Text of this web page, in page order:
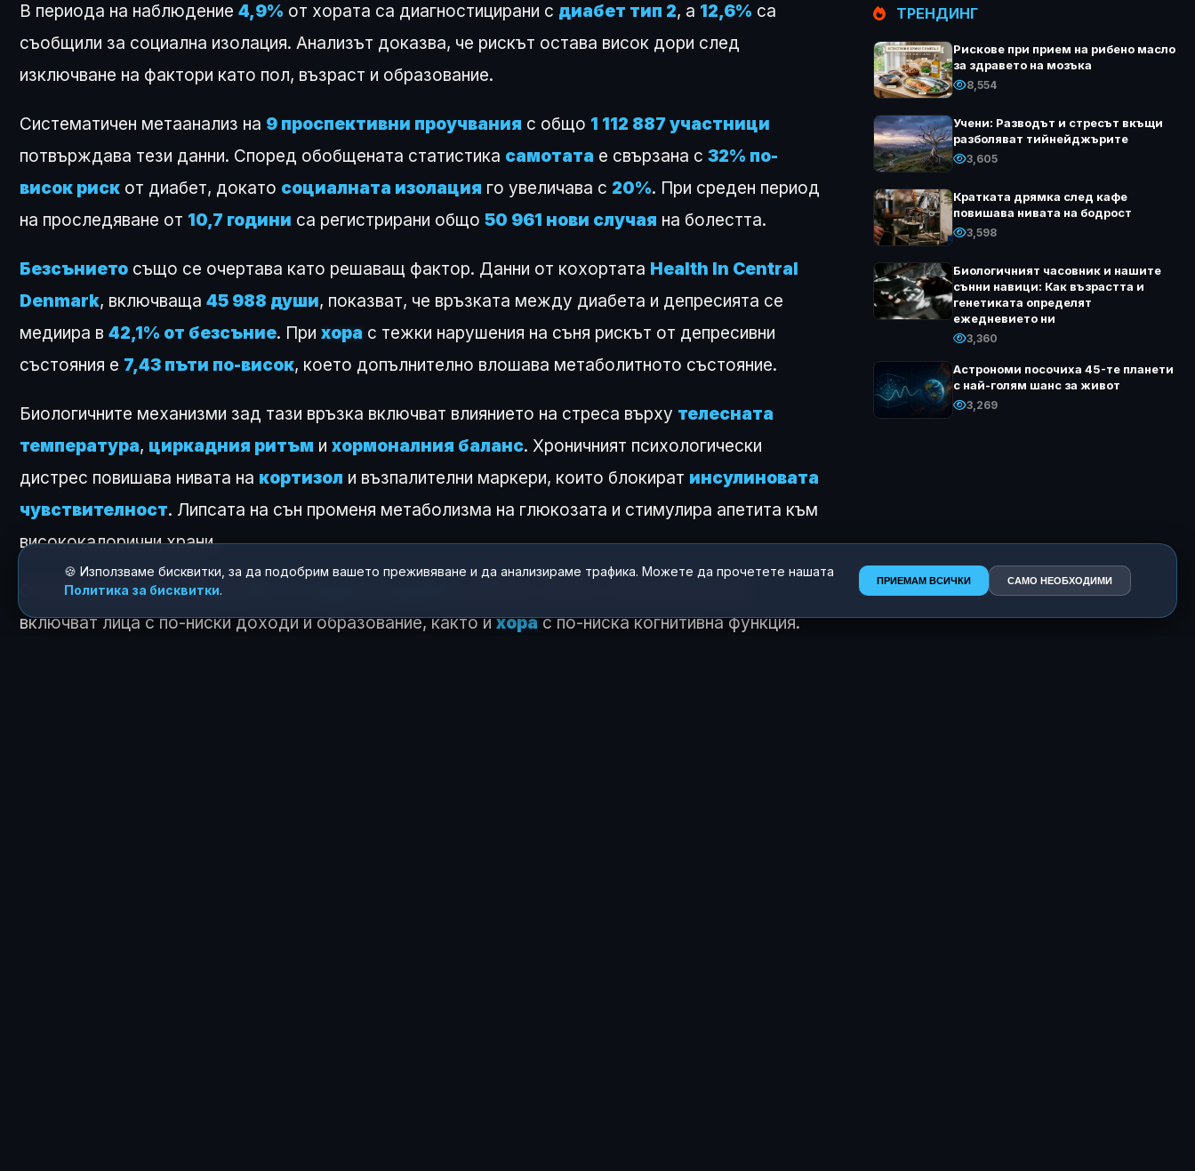
В периода на наблюдение 4,9% от хората са диагностицирани с диабет тип 2, а 12,6% са
съобщили за социална изолация. Анализът доказва, че рискът остава висок дори след
изключване на фактори като пол, възраст и образование.
Систематичен метаанализ на 9 проспективни проучвания с общо 1 112 887 участници
потвърждава тези данни. Според обобщената статистика самотата е свързана с 32% по-
висок риск от диабет, докато социалната изолация го увеличава с 20%. При среден период
на проследяване от 10,7 години са регистрирани общо 50 961 нови случая на болестта.
Безсънието също се очертава като решаващ фактор. Данни от кохортата Health In Central
Denmark, включваща 45 988 души, показват, че връзката между диабета и депресията се
медиира в 42,1% от безсъние. При хора с тежки нарушения на съня рискът от депресивни
състояния е 7,43 пъти по-висок, което допълнително влошава метаболитното състояние.
Биологичните механизми зад тази връзка включват влиянието на стреса върху телесната
температура, циркадния ритъм и хормоналния баланс. Хроничният психологически
дистрес повишава нивата на кортизол и възпалителни маркери, които блокират инсулиновата
чувствителност. Липсата на сън променя метаболизма на глюкозата и стимулира апетита към
висококалорични храни.
Статистиката сочи, че над
включват лица с по-ниски доходи и образование, както ихорас по-ниска когнитивна функция.
ТРЕНДИНГ
Рискове при прием на рибено масло
за здравето на мозъка
8,554
Учени: Разводът и стресът вкъщи
разболяват тийнейджърите
3,605
Кратката дрямка след кафе
повишава нивата на бодрост
3,598
Биологичният часовник и нашите
сънни навици: Как възрастта и
генетиката определят
ежедневието ни
3,360
Астрономи посочиха 45-те планети
с най-голям шанс за живот
3,269
🍪 Използваме бисквитки, за да подобрим вашето преживяване и да анализираме трафика. Можете да прочетете нашата
Политика за бисквитки.
ПРИЕМАМ ВСИЧКИ САМО НЕОБХОДИМИ